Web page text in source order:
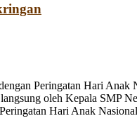
Peringatan Hari
oleh Kepala SMP
Hari Anak